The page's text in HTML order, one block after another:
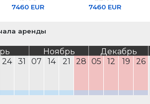
7460 EUR
7460 EUR
аренды
Ноябрь Декабрь
24 31 07 14 21 28 05 12 19 26